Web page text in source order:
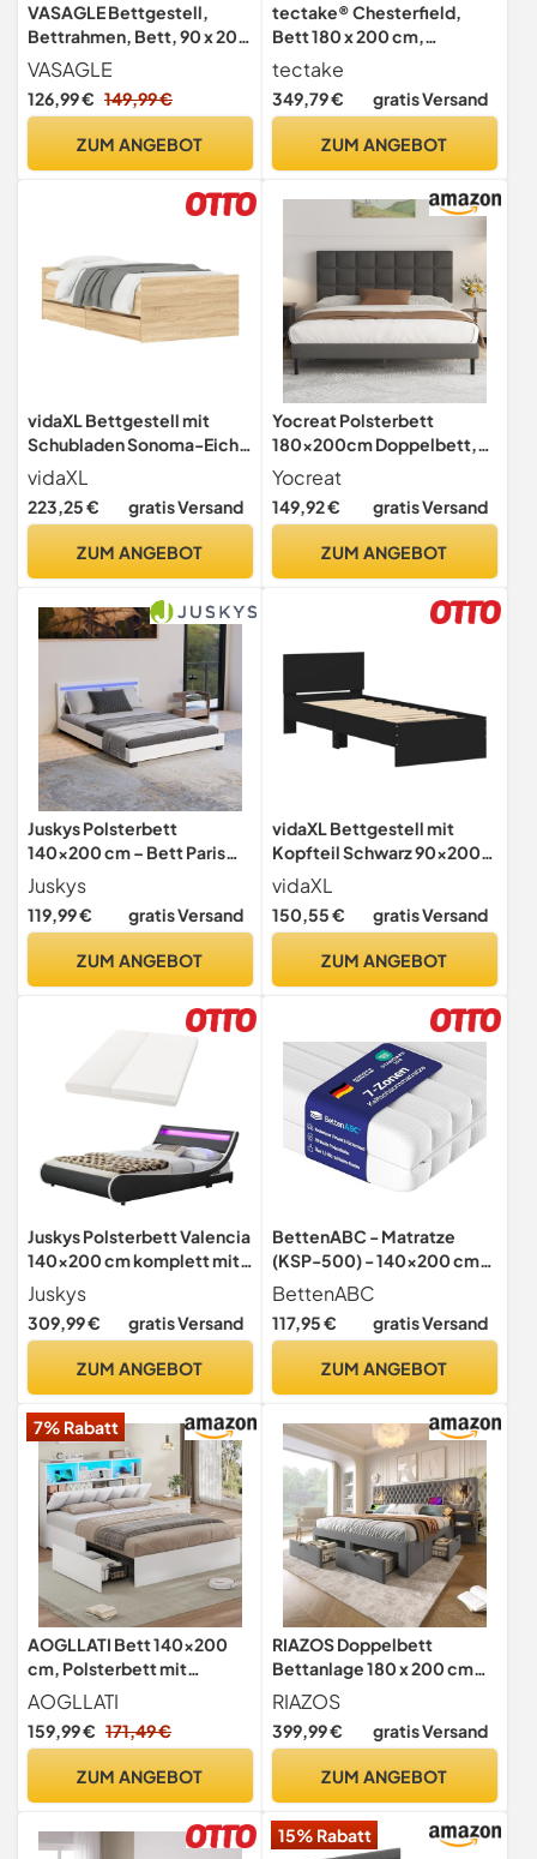
VASAGLE Bettgestell,
Bettrahmen, Bett, 90 x 200
cm, klappbar Lattenrost,
Unterbettaufbewahrung,
Kopfteil, Hydrauliksystem,
Montage, dunkelgrau
VASAGLE
126,99 € 149,99 €
ZUM ANGEBOT
tectake® Chesterfield,
Bett 180 x 200 cm,
Schlafzimmer Bett mit
Bettkasten, Polsterbett,
Bett mit Stauraum,
King Size Bed, Schlafbett,
dunkelgrau
tectake
349,79 € gratis Versand
ZUM ANGEBOT
vidaXL Bettgestell mit
Schubladen Sonoma-Eiche
100x200 cm
vidaXL
223,25 € gratis Versand
ZUM ANGEBOT
Yocreat Polsterbett
180x200cm Doppelbett,
Einfache Montage, Bett
180x200
Yocreat
149,92 € gratis Versand
ZUM ANGEBOT
Juskys Polsterbett
140x200 cm – Bett Paris
mit LED Beleuchtung,
Lattenrost & Kopfteil,
modernes Doppelbett aus
Juskys
119,99 € gratis Versand
ZUM ANGEBOT
vidaXL Bettgestell mit
Kopfteil Schwarz 90x200
cm Holzwerkstoff
vidaXL
150,55 € gratis Versand
ZUM ANGEBOT
Juskys Polsterbett Valencia
140x200 cm komplett mit
Matratze, LED
Beleuchtung, Lattenrost &
Kopfteil - Bett Jugendbett
Juskys
309,99 € gratis Versand
ZUM ANGEBOT
BettenABC - Matratze
(KSP-500) - 140x200 cm
(H3) - 7-Zonen Matratze
aus Kaltschaum -
Hypoallergen &
Zertifiziert - Bezug
Lieferung per Paket
BettenABC
117,95 € gratis Versand
ZUM ANGEBOT
7% Rabatt
AOGLLATI Bett 140×200
cm, Polsterbett mit
Ladestation und LED-
Beleuchtung, Doppelbett
Stauraumbett mit Stauraum
Lattenrost, ohne
Matratze), weiß
AOGLLATI
159,99 € 171,49 €
ZUM ANGEBOT
RIAZOS Doppelbett
Bettanlage 180 x 200 cm
mit 2X Nachtkommoden & 4
Schubladen, Kopfteil mit
LED & USB Ladefunktion -
Set, Samt, Ohne Matratze
RIAZOS
399,99 € gratis Versand
ZUM ANGEBOT
15% Rabatt